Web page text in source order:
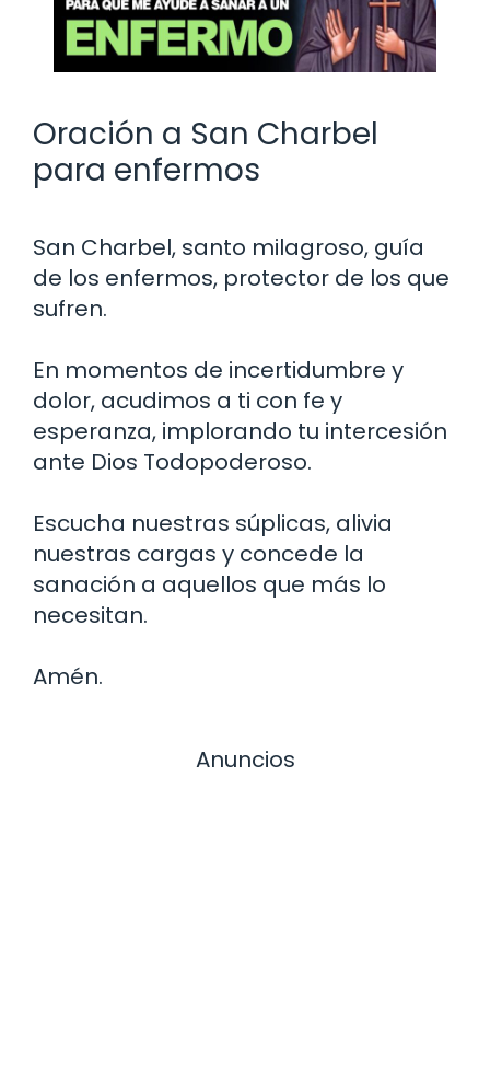
Oración a San Charbel
para enfermos
San Charbel, santo milagroso, guía
de los enfermos, protector de los que
sufren.
En momentos de incertidumbre y
dolor, acudimos a ti con fe y
esperanza, implorando tu intercesión
ante Dios Todopoderoso.
Escucha nuestras súplicas, alivia
nuestras cargas y concede la
sanación a aquellos que más lo
necesitan.
Amén.
Anuncios